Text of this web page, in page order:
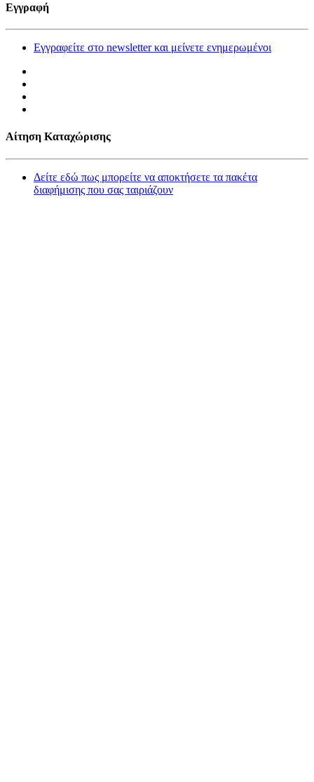
Εγγραφή
Εγγραφείτε στο newsletter και μείνετε ενημερωμένοι
Αίτηση Καταχώρισης
Δείτε εδώ πως μπορείτε να αποκτήσετε τα πακέτα
διαφήμισης που σας ταιριάζουν